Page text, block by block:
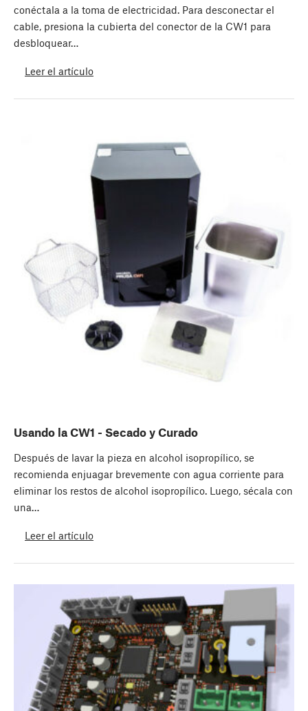
conéctala a la toma de electricidad. Para desconectar el
cable, presiona la cubierta del conector de la CW1 para
desbloquear…
Leer el artículo
Usando la CW1 - Secado y Curado
Después de lavar la pieza en alcohol isopropílico, se
recomienda enjuagar brevemente con agua corriente para
eliminar los restos de alcohol isopropílico. Luego, sécala con
una…
Leer el artículo